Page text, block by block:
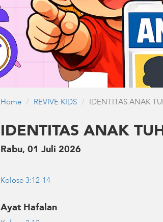
Home REVIVE KIDS IDENTITAS ANAK
IDENTITAS ANAK
Rabu, 01 Juli 2026
Kolose 3:12-14
Ayat Hafalan